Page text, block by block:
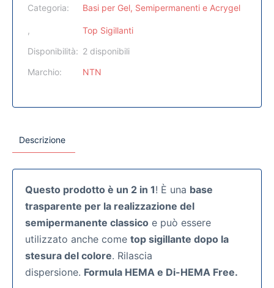
Categoria:
Basi per Gel, Semipermanenti e Acrygel
,
Top Sigillanti
Disponibilità: 2 disponibili
Marchio:
NTN
Descrizione
Questo prodotto è un 2 in 1! È una base
trasparente per la realizzazione del
semipermanente classico e può essere
utilizzato anche come top sigillante dopo la
stesura del colore. Rilascia
dispersione. Formula HEMA e Di-HEMA Free.